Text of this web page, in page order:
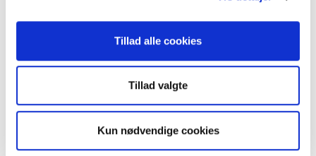
Tillad alle cookies
Tillad valgte
Kun nødvendige cookies
2020 NORDIC FUNERAL. CVR. 35890688. All Rights reserved.